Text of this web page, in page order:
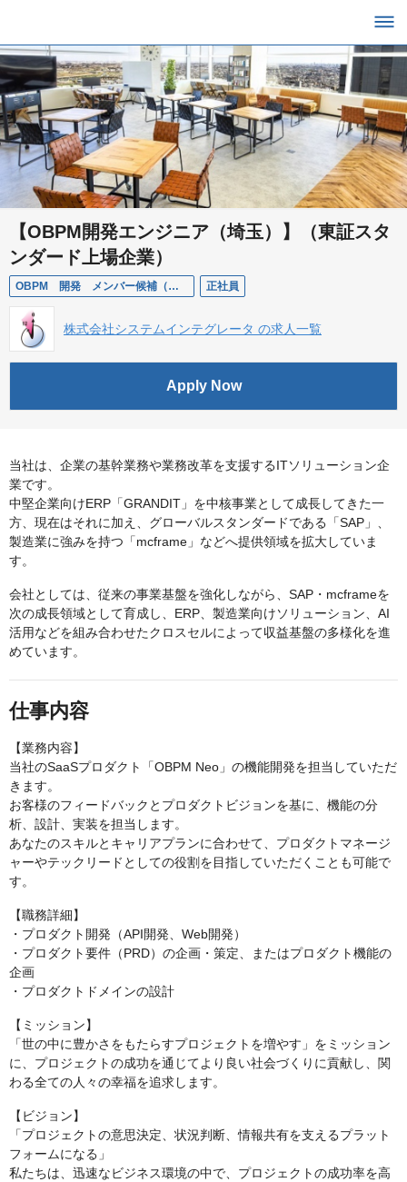
【OBPM開発エンジニア（埼玉）】（東証スタ
ンダード上場企業）
OBPM 開発 メンバー候補（埼玉） 正社員
株式会社システムインテグレータ の求人一覧
Apply Now
当社は、企業の基幹業務や業務改革を支援するITソリューション企
業です。
中堅企業向けERP「GRANDIT」を中核事業として成長してきた一
方、現在はそれに加え、グローバルスタンダードである「SAP」、
製造業に強みを持つ「mcframe」などへ提供領域を拡大していま
す。
会社としては、従来の事業基盤を強化しながら、SAP・mcframeを
次の成長領域として育成し、ERP、製造業向けソリューション、AI
活用などを組み合わせたクロスセルによって収益基盤の多様化を進
めています。
仕事内容
【業務内容】
当社のSaaSプロダクト「OBPM Neo」の機能開発を担当していただ
きます。
お客様のフィードバックとプロダクトビジョンを基に、機能の分
析、設計、実装を担当します。
あなたのスキルとキャリアプランに合わせて、プロダクトマネージ
ャーやテックリードとしての役割を目指していただくことも可能で
す。
【職務詳細】
・プロダクト開発（API開発、Web開発）
・プロダクト要件（PRD）の企画・策定、またはプロダクト機能の
企画
・プロダクトドメインの設計
【ミッション】
「世の中に豊かさをもたらすプロジェクトを増やす」をミッション
に、プロジェクトの成功を通じてより良い社会づくりに貢献し、関
わる全ての人々の幸福を追求します。
【ビジョン】
「プロジェクトの意思決定、状況判断、情報共有を支えるプラット
フォームになる」
私たちは、迅速なビジネス環境の中で、プロジェクトの成功率を高